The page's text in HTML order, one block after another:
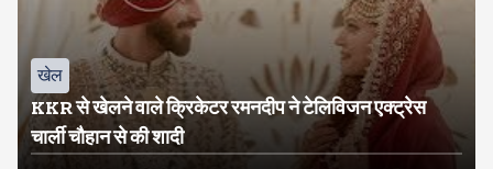
खेल
KKR से खेलने वाले क्रिकेटर रमनदीप ने टेलिविजन एक्ट्रेस
चार्ली चौहान से की शादी